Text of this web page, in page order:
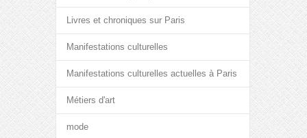
Livres et chroniques sur Paris
Manifestations culturelles
Manifestations culturelles actuelles à Paris
Métiers d'art
mode